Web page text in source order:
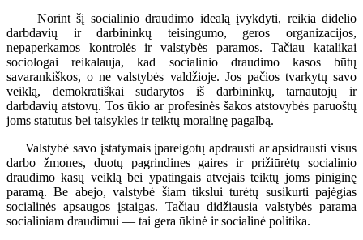
Norint šį socialinio draudimo idealą įvykdyti, reikia didelio
darbdavių ir darbininkų teisingumo, geros organizacijos,
nepaperkamos kontrolės ir valstybės paramos. Tačiau katalikai
sociologai reikalauja, kad socialinio draudimo kasos būtų
savarankiškos, o ne valstybės valdžioje. Jos pačios tvarkytų savo
veiklą, demokratiškai sudarytos iš darbininkų, tarnautojų ir
darbdavių atstovų. Tos ūkio ar profesinės šakos atstovybės paruoštų
joms statutus bei taisykles ir teiktų moralinę pagalbą.
Valstybė savo įstatymais įpareigotų apdrausti ar apsidrausti visus
darbo žmones, duotų pagrindines gaires ir prižiūrėtų socialinio
draudimo kasų veiklą bei ypatingais atvejais teiktų joms piniginę
paramą. Be abejo, valstybė šiam tikslui turėtų susikurti pajėgias
socialinės apsaugos įstaigas. Tačiau didžiausia valstybės parama
socialiniam draudimui — tai gera ūkinė ir socialinė politika.